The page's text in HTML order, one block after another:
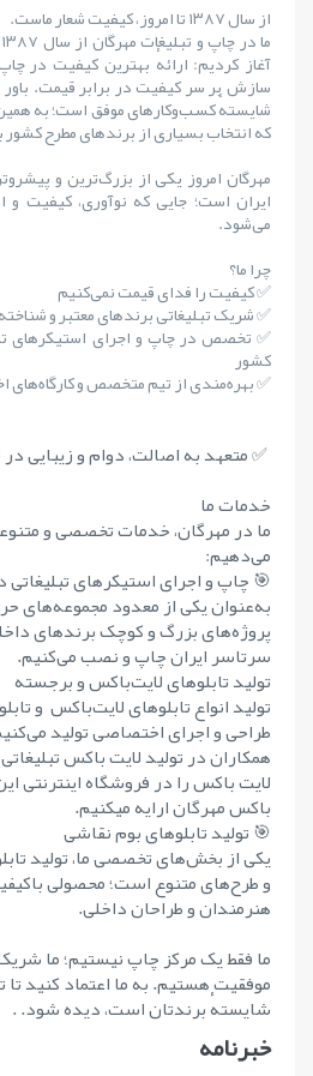
از سال ۱۳۸۷ تا امروز، کیفیت شعار ماست.
آغاز کردیم: ارائهٔ بهترین کیفیت در
سازش بر سر کیفیت در برابر قیمت. باور
که انتخاب بسیاری از برندهای مطرح کشور
مهرگان امروز یکی از بزرگ‌ترین و
ایران است؛ جایی که نوآوری، کیفیت
می‌شود.
چرا ما؟
✅ کیفیت را فدای قیمت نمی‌کنیم
✅ شریک تبلیغاتی برندهای معتبر و
✅ تخصص در چاپ و اجرای استیکرهای
کشور
✅ بهره‌مندی از تیم متخصص و کارگاه‌های
✅ متعهد به اصالت، دوام و زیبایی
خدمات ما
ما در مهرگان، خدمات تخصصی و
می‌دهیم:
🎯 چاپ و اجرای استیکرهای
به‌عنوان یکی از معدود مجموعه‌های
پروژه‌های بزرگ و کوچک برندهای
سرتاسر ایران چاپ و نصب می‌کنیم.
تولید تابلوهای لایت‌باکس و برجسته
تولید انواع تابلوهای لایت‌باکس و
طراحی و اجرای اختصاصی تولید
همکاران در تولید لایت باکس
لایت باکس را در فروشگاه اینترنتی
باکس مهرگان ارایه میکنیم.
🎯 تولید تابلوهای بوم نقاشی
یکی از بخش‌های تخصصی ما، تولید
و طرح‌های متنوع است؛ محصولی
هنرمندان و طراحان داخلی.
ما فقط یک مرکز چاپ نیستیم؛ ما
موفقیت هستیم. به ما اعتماد کنید
شایستهٔ برندتان است، دیده شود. .
خبرنامه